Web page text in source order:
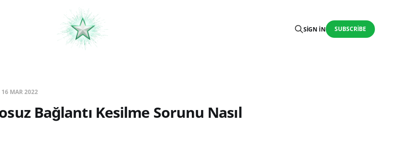
SIGN IN SUBSCRIBE
16 MAR 2022
Bağlantı Kesilme Sorunu Nasıl